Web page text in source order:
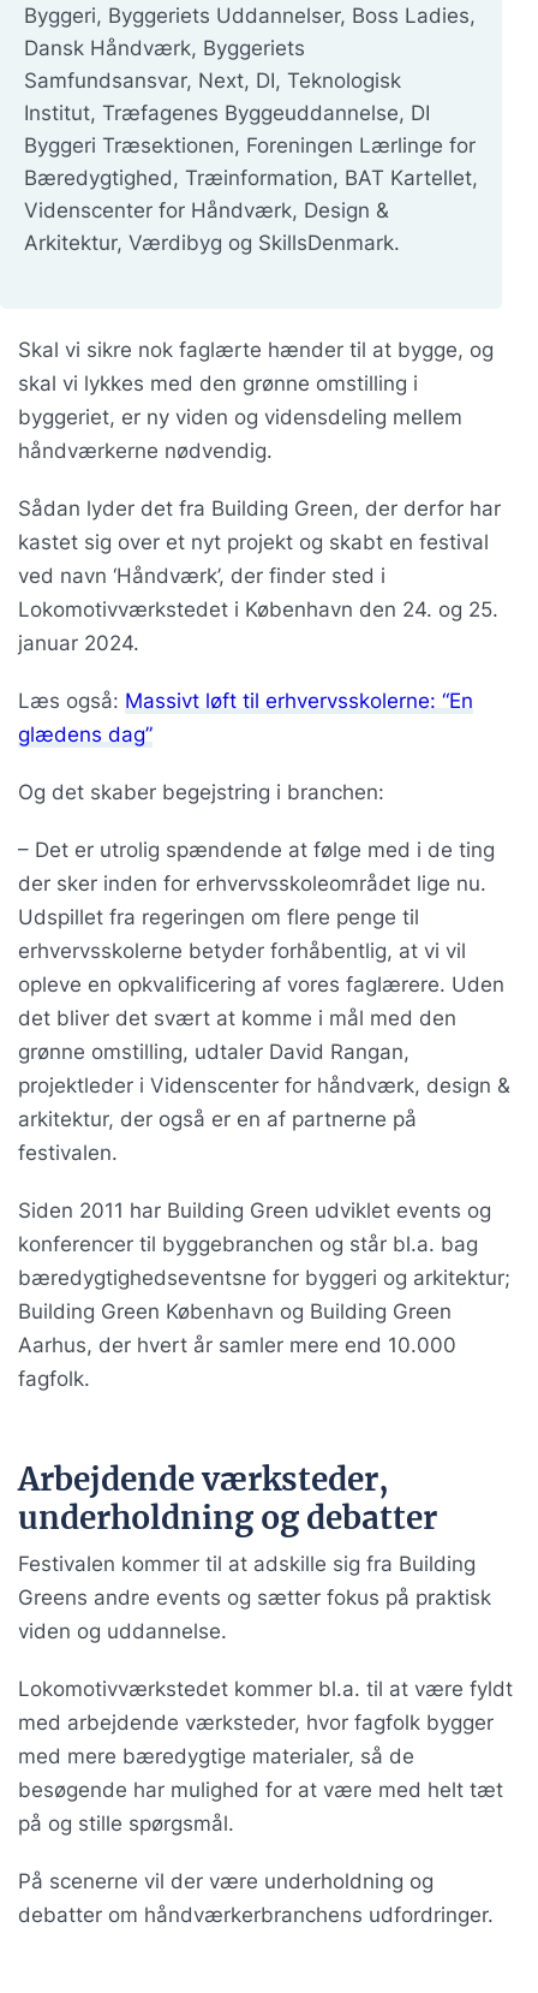
Byggeri, Byggeriets Uddannelser, Boss Ladies,
Dansk Håndværk, Byggeriets
Samfundsansvar, Next, DI, Teknologisk
Institut, Træfagenes Byggeuddannelse, DI
Byggeri Træsektionen, Foreningen Lærlinge for
Bæredygtighed, Træinformation, BAT Kartellet,
Videnscenter for Håndværk, Design &
Arkitektur, Værdibyg og SkillsDenmark.
Skal vi sikre nok faglærte hænder til at bygge, og
skal vi lykkes med den grønne omstilling i
byggeriet, er ny viden og vidensdeling mellem
håndværkerne nødvendig.
Sådan lyder det fra Building Green, der derfor har
kastet sig over et nyt projekt og skabt en festival
ved navn ‘Håndværk’, der finder sted i
Lokomotivværkstedet i København den 24. og 25.
januar 2024.
Læs også: Massivt løft til erhvervsskolerne: “En
glædens dag”
Og det skaber begejstring i branchen:
– Det er utrolig spændende at følge med i de ting
der sker inden for erhvervsskoleområdet lige nu.
Udspillet fra regeringen om flere penge til
erhvervsskolerne betyder forhåbentlig, at vi vil
opleve en opkvalificering af vores faglærere. Uden
det bliver det svært at komme i mål med den
grønne omstilling, udtaler David Rangan,
projektleder i Videnscenter for håndværk, design &
arkitektur, der også er en af partnerne på
festivalen.
Siden 2011 har Building Green udviklet events og
konferencer til byggebranchen og står bl.a. bag
bæredygtighedseventsne for byggeri og arkitektur;
Building Green København og Building Green
Aarhus, der hvert år samler mere end 10.000
fagfolk.
Arbejdende værksteder,
underholdning og debatter
Festivalen kommer til at adskille sig fra Building
Greens andre events og sætter fokus på praktisk
viden og uddannelse.
Lokomotivværkstedet kommer bl.a. til at være fyldt
med arbejdende værksteder, hvor fagfolk bygger
med mere bæredygtige materialer, så de
besøgende har mulighed for at være med helt tæt
på og stille spørgsmål.
På scenerne vil der være underholdning og
debatter om håndværkerbranchens udfordringer.